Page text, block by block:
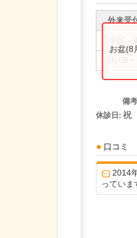
外来受
お盆(8
備
休診日: 祝
口コミ
2014
っていま